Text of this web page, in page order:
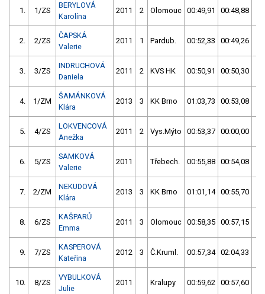
1. 1/ZS
BERYLOVÁ
Karolína
2011 2 Olomouc 00:49,91 00:48,88
2. 2/ZS
ČAPSKÁ
Valerie
2011 1 Pardub. 00:52,33 00:49,26
3. 3/ZS
INDRUCHOVÁ
Daniela
2011 2 KVS HK 00:50,91 00:50,30
4. 1/ZM
ŠAMÁNKOVÁ
Klára
2013 3 KK Brno 01:03,73 00:53,08
5. 4/ZS
LOKVENCOVÁ
Anežka
2011 2 Vys.Mýto 00:53,37 00:00,00
6. 5/ZS
SAMKOVÁ
Valerie
2011 Třebech. 00:55,88 00:54,08
7. 2/ZM
NEKUDOVÁ
Klára
2013 3 KK Brno 01:01,14 00:55,70
8. 6/ZS
KAŠPARŮ
Emma
2011 3 Olomouc 00:58,35 00:57,15
9. 7/ZS
KASPEROVÁ
Kateřina
2012 3 Č.Kruml. 00:57,34 02:04,33
10. 8/ZS
VYBULKOVÁ
Julie
2011 Kralupy 00:59,62 00:57,60